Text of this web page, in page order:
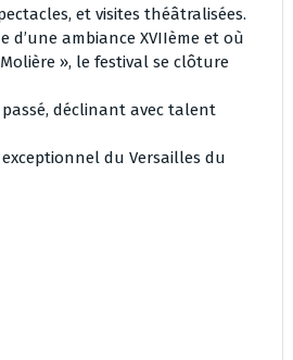
et visites théâtralisées.
ambiance XVIIème et où
», le festival se clôture
déclinant avec talent
du Versailles du